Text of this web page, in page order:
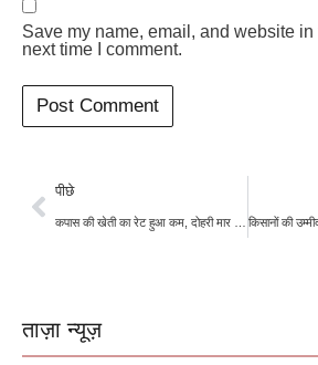
Save my name, email, and website
next time I comment.
पीछे
ताज़ा न्यूज़